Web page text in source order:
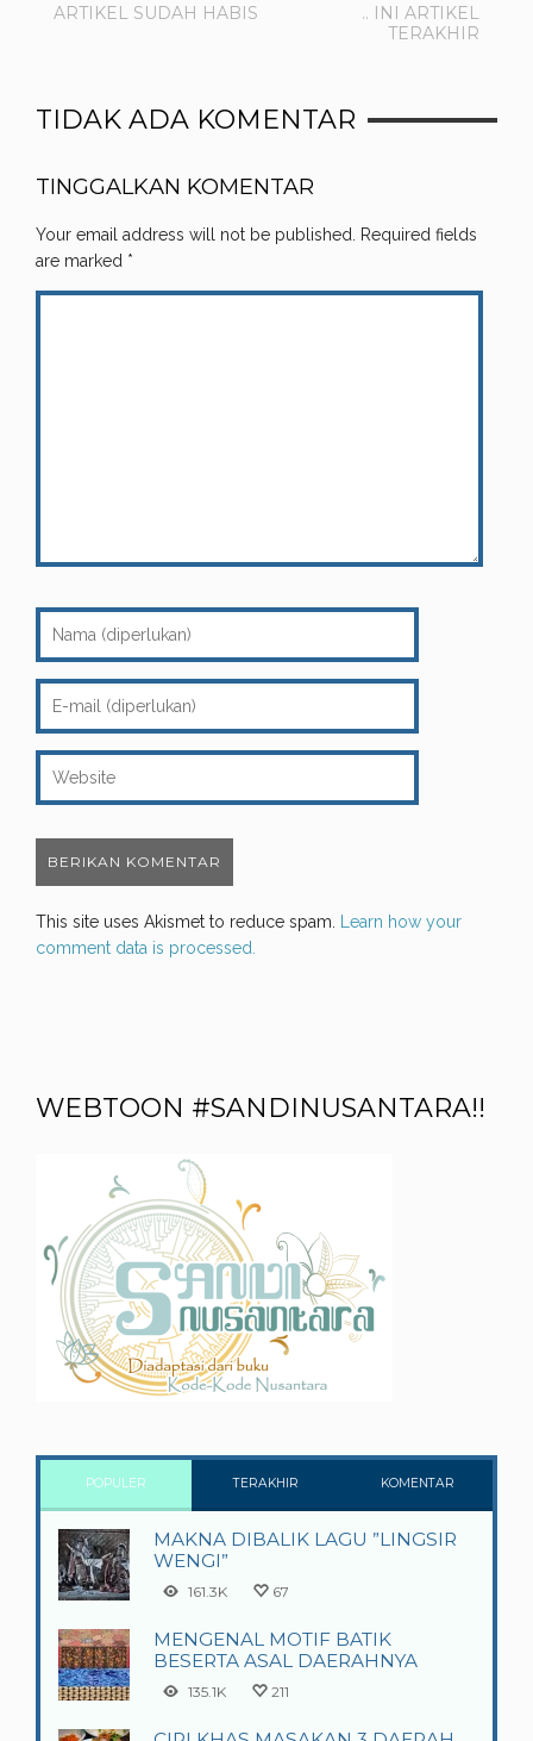
ARTIKEL SUDAH HABIS
.. INI ARTIKEL
TERAKHIR
TIDAK ADA KOMENTAR
TINGGALKAN KOMENTAR
Your email address will not be published. Required fields
are marked *
This site uses Akismet to reduce spam. Learn how your
comment data is processed.
WEBTOON #SANDINUSANTARA!!
POPULER TERAKHIR KOMENTAR
MAKNA DIBALIK LAGU ”LINGSIR
WENGI”
161.3K 67
MENGENAL MOTIF BATIK
BESERTA ASAL DAERAHNYA
135.1K 211